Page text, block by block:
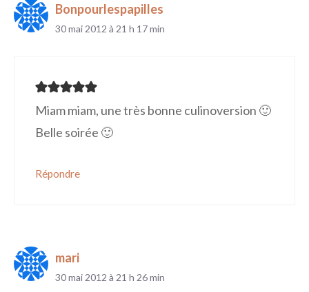
Bonpourlespapilles
30 mai 2012 à 21 h 17 min
Miam miam, une très bonne culinoversion 🙂
Belle soirée 🙂
Répondre
mari
30 mai 2012 à 21 h 26 min